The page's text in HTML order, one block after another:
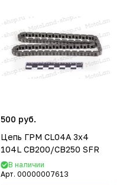
500 руб.
Цепь ГРМ CL04A 3х4
104L CB200/CB250 SFR
В наличии
Арт. 00000007613